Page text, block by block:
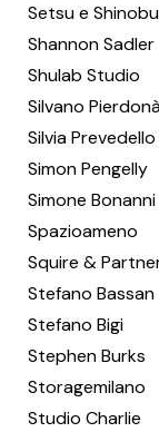
Setsu e
Shannon Sadler
Shulab Studio
Silvano
Silvia Prevedello
Simon Pengelly
Simone Bonanni
Spazioameno
Squire &
Stefano Bassan
Stefano Bigi
Stephen Burks
Storagemilano
Studio Charlie